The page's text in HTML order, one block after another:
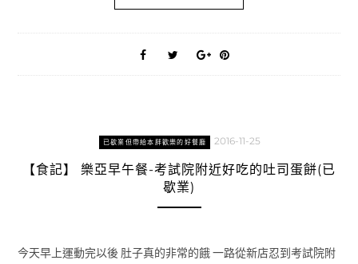
已歇業但帶給本胖歡樂的好餐廳 2016-11-25
【食記】 樂亞早午餐-考試院附近好吃的吐司蛋餅(已
歇業)
今天早上運動完以後 肚子真的非常的餓 一路從新店忍到考試院附